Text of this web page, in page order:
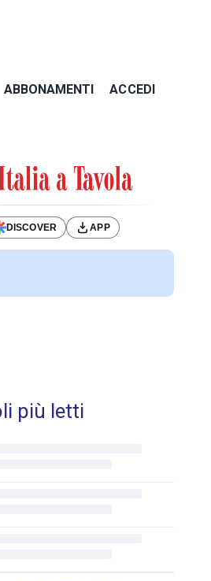
ABBONAMENTI ACCEDI
DISCOVER APP
più letti